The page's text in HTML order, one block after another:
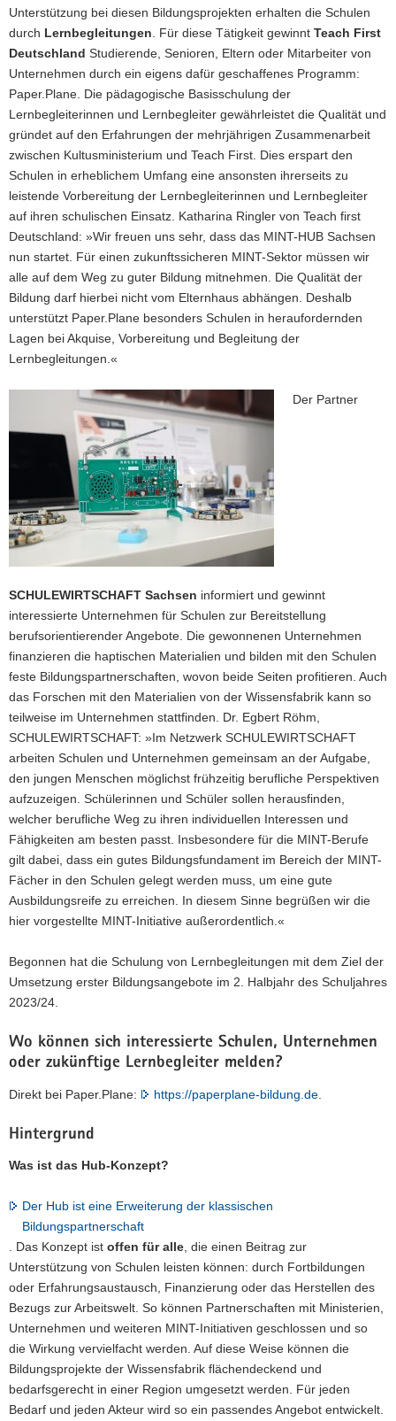
Unterstützung bei diesen Bildungsprojekten erhalten die Schulen
durch Lernbegleitungen . Für diese Tätigkeit gewinnt Teach First
Deutschland Studierende, Senioren, Eltern oder Mitarbeiter von
Unternehmen durch ein eigens dafür geschaffenes Programm:
Paper.Plane. Die pädagogische Basisschulung der
Lernbegleiterinnen und Lernbegleiter gewährleistet die Qualität und
gründet auf den Erfahrungen der mehrjährigen Zusammenarbeit
zwischen Kultusministerium und Teach First. Dies erspart den
Schulen in erheblichem Umfang eine ansonsten ihrerseits zu
leistende Vorbereitung der Lernbegleiterinnen und Lernbegleiter
auf ihren schulischen Einsatz. Katharina Ringler von Teach first
Deutschland: »Wir freuen uns sehr, dass das MINT-HUB Sachsen
nun startet. Für einen zukunftssicheren MINT-Sektor müssen wir
alle auf dem Weg zu guter Bildung mitnehmen. Die Qualität der
Bildung darf hierbei nicht vom Elternhaus abhängen. Deshalb
unterstützt Paper.Plane besonders Schulen in heraufordernden
Lagen bei Akquise, Vorbereitung und Begleitung der
Lernbegleitungen.«
Der Partner
SCHULEWIRTSCHAFT Sachsen informiert und gewinnt
interessierte Unternehmen für Schulen zur Bereitstellung
berufsorientierender Angebote. Die gewonnenen Unternehmen
finanzieren die haptischen Materialien und bilden mit den Schulen
feste Bildungspartnerschaften, wovon beide Seiten profitieren. Auch
das Forschen mit den Materialien von der Wissensfabrik kann so
teilweise im Unternehmen stattfinden. Dr. Egbert Röhm,
SCHULEWIRTSCHAFT: »Im Netzwerk SCHULEWIRTSCHAFT
arbeiten Schulen und Unternehmen gemeinsam an der Aufgabe,
den jungen Menschen möglichst frühzeitig berufliche Perspektiven
aufzuzeigen. Schülerinnen und Schüler sollen herausfinden,
welcher berufliche Weg zu ihren individuellen Interessen und
Fähigkeiten am besten passt. Insbesondere für die MINT-Berufe
gilt dabei, dass ein gutes Bildungsfundament im Bereich der MINT-
Fächer in den Schulen gelegt werden muss, um eine gute
Ausbildungsreife zu erreichen. In diesem Sinne begrüßen wir die
hier vorgestellte MINT-Initiative außerordentlich.«
Begonnen hat die Schulung von Lernbegleitungen mit dem Ziel der
Umsetzung erster Bildungsangebote im 2. Halbjahr des Schuljahres
2023/24.
Wo können sich interessierte Schulen, Unternehmen
oder zukünftige Lernbegleiter melden?
Direkt bei Paper.Plane: https://paperplane-bildung.de
Hintergrund
Was ist das Hub-Konzept?
Der Hub ist eine Erweiterung der klassischen
Bildungspartnerschaft
. Das Konzept ist offen für alle , die einen Beitrag zur
Unterstützung von Schulen leisten können: durch Fortbildungen
oder Erfahrungsaustausch, Finanzierung oder das Herstellen des
Bezugs zur Arbeitswelt. So können Partnerschaften mit Ministerien,
Unternehmen und weiteren MINT-Initiativen geschlossen und so
die Wirkung vervielfacht werden. Auf diese Weise können die
Bildungsprojekte der Wissensfabrik flächendeckend und
bedarfsgerecht in einer Region umgesetzt werden. Für jeden
Bedarf und jeden Akteur wird so ein passendes Angebot entwickelt.